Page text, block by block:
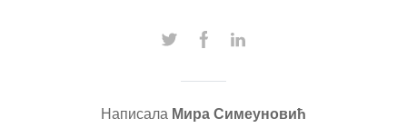
Написала Мира Симеуновић